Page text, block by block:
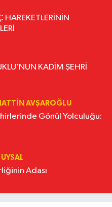
HAREKETLERİNİN
KADİM ŞEHRİ
AVŞAROĞLU
Gönül Yolculuğu:
Adası